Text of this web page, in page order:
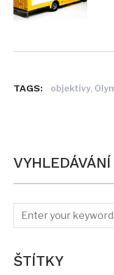
TAGS: objektivy,
VYHLEDÁVÁNÍ
ŠTÍTKY